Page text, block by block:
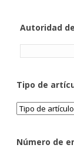
Autoridad
Tipo de
Número de